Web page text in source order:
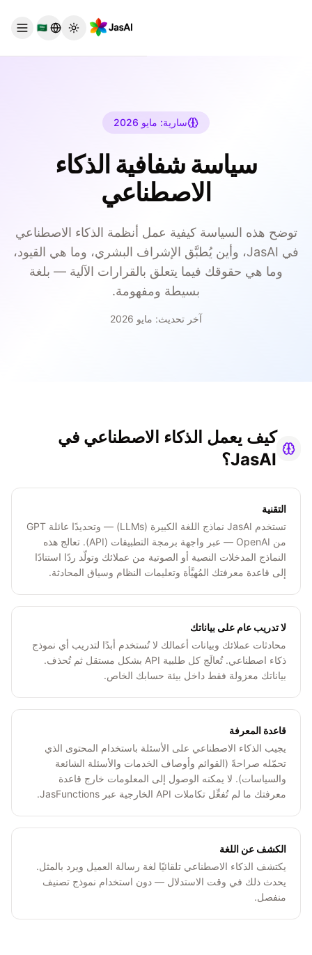
Toggle theme
🇸🇦
سارية: مايو 2026
سياسة شفافية الذكاء
الاصطناعي
توضح هذه السياسة كيفية عمل أنظمة الذكاء الاصطناعي
في JasAI، وأين يُطبَّق الإشراف البشري، وما هي القيود،
وما هي حقوقك فيما يتعلق بالقرارات الآلية — بلغة
بسيطة ومفهومة.
آخر تحديث: مايو 2026
كيف يعمل الذكاء الاصطناعي في
JasAI؟
التقنية
تستخدم JasAI نماذج اللغة الكبيرة (LLMs) — وتحديدًا عائلة GPT
من OpenAI — عبر واجهة برمجة التطبيقات (API). تعالج هذه
النماذج المدخلات النصية أو الصوتية من عملائك وتولّد ردًا استنادًا
إلى قاعدة معرفتك المُهيَّأة وتعليمات النظام وسياق المحادثة.
لا تدريب عام على بياناتك
محادثات عملائك وبيانات أعمالك لا تُستخدم أبدًا لتدريب أي نموذج
ذكاء اصطناعي. تُعالَج كل طلبية API بشكل مستقل ثم تُحذف.
بياناتك معزولة فقط داخل بيئة حسابك الخاص.
قاعدة المعرفة
يجيب الذكاء الاصطناعي على الأسئلة باستخدام المحتوى الذي
تحمّله صراحةً (القوائم وأوصاف الخدمات والأسئلة الشائعة
والسياسات). لا يمكنه الوصول إلى المعلومات خارج قاعدة
معرفتك ما لم تُفعِّل تكاملات API الخارجية عبر JasFunctions.
الكشف عن اللغة
يكتشف الذكاء الاصطناعي تلقائيًا لغة رسالة العميل ويرد بالمثل.
يحدث ذلك في وقت الاستدلال — دون استخدام نموذج تصنيف
منفصل.